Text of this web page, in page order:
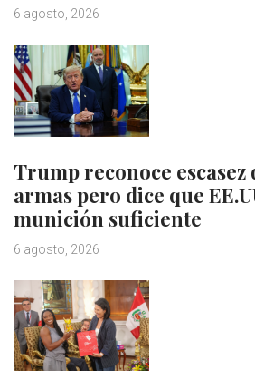
6 agosto, 2026
Trump reconoce escasez
armas pero dice que
munición suficiente
6 agosto, 2026